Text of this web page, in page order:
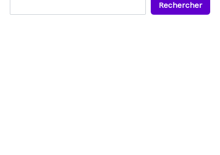
Rechercher